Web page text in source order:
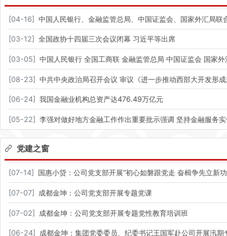
[04-16] 中国人民银行、金融监管总局、中国证监会、国家外汇局联
[03-12] 全国政协十四届三次会议闭幕 习近平等出席​
[03-05] 中国人民银行 全国工商联 金融监管总局 中国证监会 国家
[08-23] 中共中央政治局召开会议 审议《进一步推动西部大开发形
[06-24] 我国金融业机构总资产达476.49万亿元
[05-22] 李强对做好地方金融工作作出重要批示强调 坚持金融服务
党建之窗
[07-14] 国惠小贷：公司党支部开展“初心如磐跟党走 奋楫争先立
[07-07] 成都金坤：公司党支部开展专题党课
[07-02] 成都金坤：公司党支部开展专题党性教育培训班
[06-24] 成都金坤：集团党委委员、纪委书记王国军赴公司开展汛